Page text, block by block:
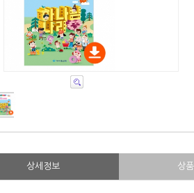
상세정보 상